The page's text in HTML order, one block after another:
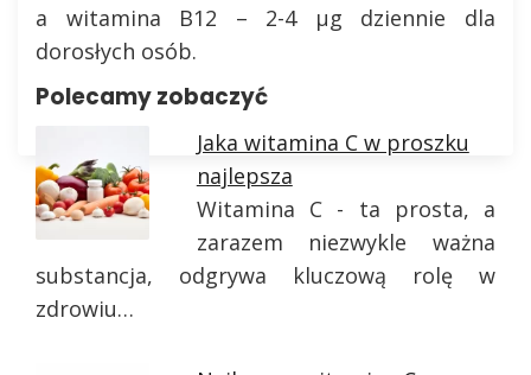
a witamina B12 – 2-4 µg dziennie dla
dorosłych osób.
Polecamy zobaczyć
Jaka witamina C w proszku
najlepsza
Witamina C - ta prosta, a
zarazem niezwykle ważna
substancja, odgrywa kluczową rolę w
zdrowiu…